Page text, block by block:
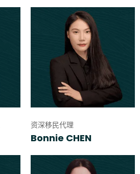
资深移民代理
Bonnie CHEN